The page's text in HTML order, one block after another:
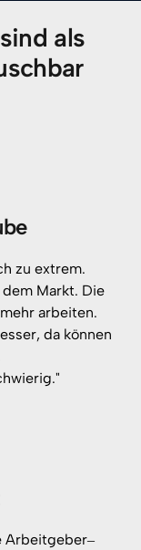
als
zu extrem.
dem Markt.
mehr
da
Arbeitgeber‒